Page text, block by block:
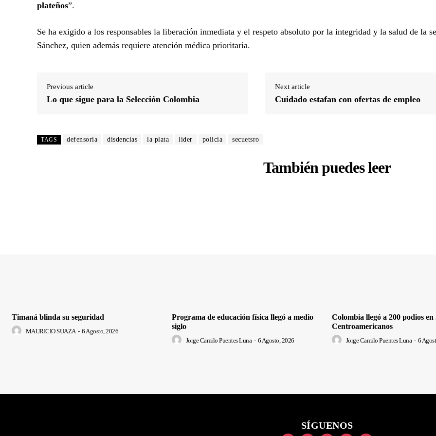
plateños”.
Se ha exigido a los responsables la liberación inmediata y el respeto absoluto por la integridad y la salud de la
Sánchez, quien además requiere atención médica prioritaria.
Previous article
Lo que sigue para la Selección Colombia
Next article
Cuidado estafan con ofertas de empleo
TAGS defensoria disdencias la plata lider policia secuetsro
También puedes leer
Timaná blinda su seguridad
MAURICIO SUAZA - 6 Agosto, 2026
Programa de educación física llegó a medio
siglo
Jorge Camilo Puentes Luna - 6 Agosto, 2026
Colombia llegó a 200 podios en
Centroamericanos
Jorge Camilo Puentes Luna - 6
SÍGUENOS